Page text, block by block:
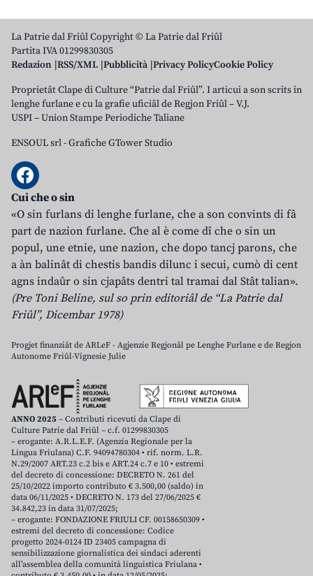
La Patrie dal Friûl Copyright © La Patrie dal Friûl
Partita IVA 01299830305
Redazion RSS/XML Pubblicità Privacy PolicyCookie Policy
Proprietât Clape di Culture “Patrie dal Friûl”. I articui a son scrits in
lenghe furlane e cu la grafie uficiâl de Regjon Friûl – V.J.
USPI – Union Stampe Periodiche Taliane
ENSOUL srl-Grafiche GTower Studio
Cui che o sin
«O sin furlans di lenghe furlane, che a son convints di fâ
part de nazion furlane. Che al è come dî che o sin un
popul, une etnie, une nazion, che dopo tancj parons, che
a àn balinât di chestis bandis dilunc i secui, cumò di cent
agns indaûr o sin cjapâts dentri tal tramai dal Stât talian».
(Pre Toni Beline, sul so prin editoriâl de “La Patrie dal
Friûl”, Dicembar 1978)
Progjet finanziât de ARLeF - Agjenzie Regjonâl pe Lenghe Furlane e de Regjon
Autonome Friûl-Vignesie Julie
ANNO 2025 – Contributi ricevuti da Clape di
Culture Patrie dal Friûl – c.f. 01299830305
– erogante: A.R.L.E.F. (Agenzia Regionale per la
Lingua Friulana) C.F. 94094780304 • rif. norm. L.R.
N.29/2007 ART.23 c.2 bis e ART.24 c.7 e 10 • estremi
del decreto di concessione: DECRETO N. 261 del
25/10/2022 importo contributo € 3.500,00 (saldo) in
data 06/11/2025 • DECRETO N. 173 del 27/06/2025 €
34.842,23 in data 31/07/2025;
– erogante: FONDAZIONE FRIULI CF. 00158650309 •
estremi del decreto di concessione: Codice
progetto 2024-0124 ID 23405 campagna di
sensibilizzazione giornalistica dei sindaci aderenti
all’assemblea della comunità linguistica Friulana •